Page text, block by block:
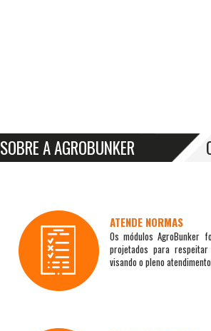
SOBRE A AGROBUNKER
ATENDE NORMAS
Os módulos AgroBunker
projetados para
visando o pleno